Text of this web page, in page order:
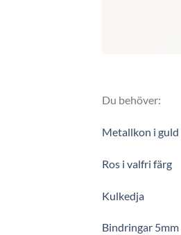
Du behöver:
Metallkon i guld
Ros i valfri färg
Kulkedja
Bindringar 5mm